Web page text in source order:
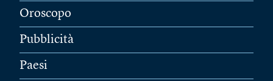
Oroscopo
Pubblicità
Paesi